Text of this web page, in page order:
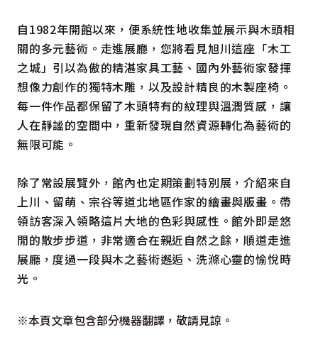
自1982年開館以來，便系統性地收集並展示與木頭相
關的多元藝術。走進展廳，您將看見旭川這座「木工
之城」引以為傲的精湛家具工藝、國內外藝術家發揮
想像力創作的獨特木雕，以及設計精良的木製座椅。
每一件作品都保留了木頭特有的紋理與溫潤質感，讓
人在靜謐的空間中，重新發現自然資源轉化為藝術的
無限可能。
除了常設展覽外，館內也定期策劃特別展，介紹來自
上川、留萌、宗谷等道北地區作家的繪畫與版畫。帶
領訪客深入領略這片大地的色彩與感性。館外即是悠
閒的散步步道，非常適合在親近自然之餘，順道走進
展廳，度過一段與木之藝術邂逅、洗滌心靈的愉悅時
光。
※本頁文章包含部分機器翻譯，敬請見諒。